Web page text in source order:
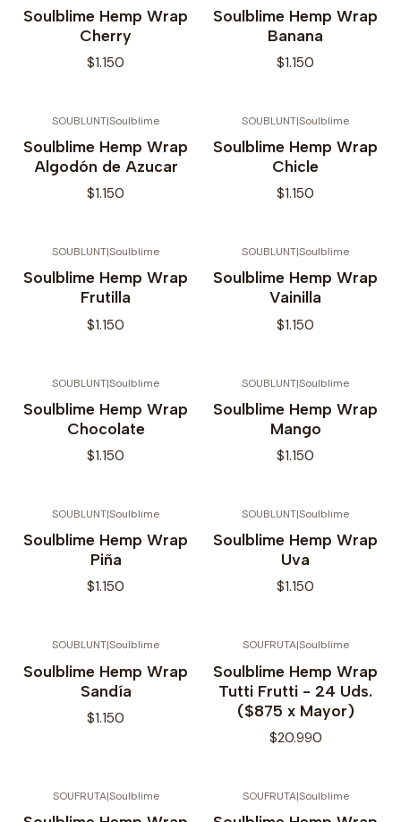
Soulblime Hemp Wrap
Cherry
$1.150
Soulblime Hemp Wrap
Banana
$1.150
SOUBLUNT|Soulblime
Soulblime Hemp Wrap
Algodón de Azucar
$1.150
SOUBLUNT|Soulblime
Soulblime Hemp Wrap
Chicle
$1.150
SOUBLUNT|Soulblime
Soulblime Hemp Wrap
Frutilla
$1.150
SOUBLUNT|Soulblime
Soulblime Hemp Wrap
Vainilla
$1.150
SOUBLUNT|Soulblime
Soulblime Hemp Wrap
Chocolate
$1.150
SOUBLUNT|Soulblime
Soulblime Hemp Wrap
Mango
$1.150
SOUBLUNT|Soulblime
Soulblime Hemp Wrap
Piña
$1.150
SOUBLUNT|Soulblime
Soulblime Hemp Wrap
Uva
$1.150
SOUBLUNT|Soulblime
Soulblime Hemp Wrap
Sandía
$1.150
SOUFRUTA|Soulblime
Soulblime Hemp Wrap
Tutti Frutti - 24 Uds.
($875 x Mayor)
$20.990
SOUFRUTA|Soulblime SOUFRUTA|Soulblime